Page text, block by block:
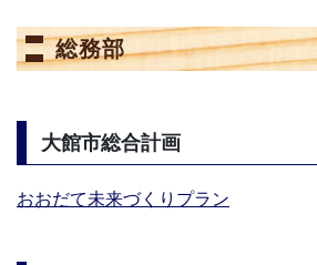
総務部
大館市総合計画
おおだて未来づくりプラン